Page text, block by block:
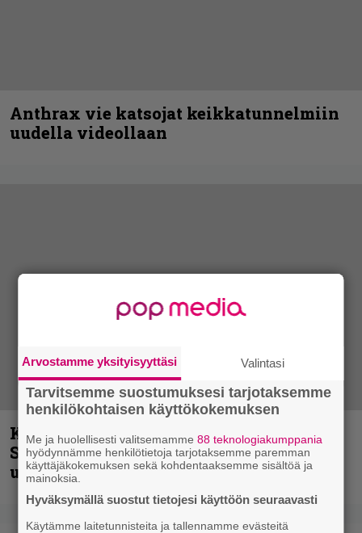
Anthrax vie katsojat keikkatunnelmiin
uudella videollaan
Kunnianosoitus hyiselle Pohjolalle –
Shining hyppäsi keskelle kinoksia
uudella videollaan
Arvostamme yksityisyyttäsi Valintasi
Tarvitsemme suostumuksesi tarjotaksemme
henkilökohtaisen käyttökokemuksen
Me ja huolellisesti valitsemamme88 teknologiakumppania
hyödynnämme henkilötietoja tarjotaksemme paremman
käyttäjäkokemuksen sekä kohdentaaksemme sisältöä ja
mainoksia.
Hyväksymällä suostut tietojesi käyttöön seuraavasti
Käytämme laitetunnisteita ja tallennamme evästeitä